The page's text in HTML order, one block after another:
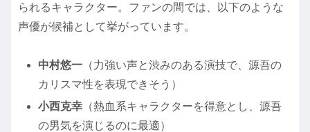
られるキャラクター。ファンの間では、以下のような
声優が候補として挙がっています。
中村悠一 （力強い声と渋みのある演技で、源吾の
カリスマ性を表現できそう）
小西克幸 （熱血系キャラクターを得意とし、源吾
の男気を演じるのに最適）